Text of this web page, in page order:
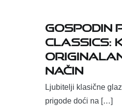
Gospodin
Classics:
način
Ljubitelji klasične
prigode doći na […]